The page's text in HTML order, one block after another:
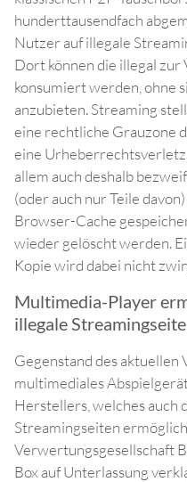
hunderttausendfach
Nutzer auf illegale
Dort können die illegal
konsumiert werden, ohne
anzubieten. Streaming
eine rechtliche Grauzone
eine
allem auch deshalb
(oder auch nur Teile
Browser-Cache
wieder gelöscht werden.
Kopie wird dabei nicht
Multimedia-Player
illegale
Gegenstand des aktuellen
multimediales
Herstellers, welches auch
Streamingseiten
Verwertungsgesellschaft
Box auf Unterlassung